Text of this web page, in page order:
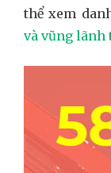
thể xem
và vũng lãnh